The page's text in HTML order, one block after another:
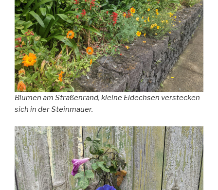
Blumen am Straßenrand, kleine Eidechsen verstecken
sich in der Steinmauer.